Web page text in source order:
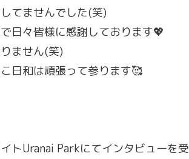
てませんでした(笑)
日々皆様に感謝しております💖
ません(笑)
日和は頑張って参ります🥰
トUranai Parkにてインタビューを受